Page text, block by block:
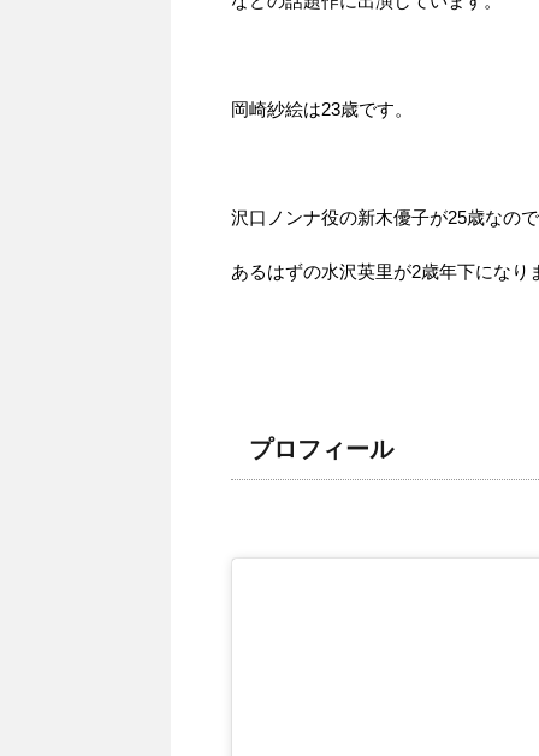
岡崎紗絵は23歳です。
沢口ノンナ役の新木優子が25歳なの
あるはずの水沢英里が2歳年下になり
プロフィール